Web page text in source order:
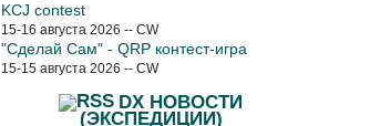
KCJ contest
15-16 августа 2026 -- CW
"Сделай Сам" - QRP контест-игра
15-15 августа 2026 -- CW
DX НОВОСТИ
(ЭКСПЕДИЦИИ)